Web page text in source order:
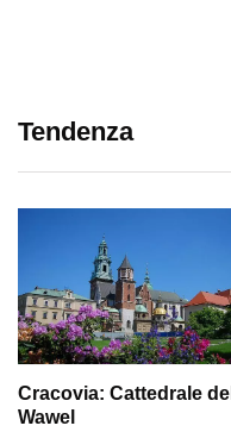
Tendenza
Cracovia: Cattedrale del
Wawel